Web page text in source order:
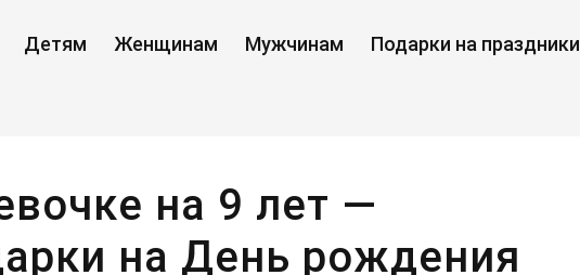
Детям Женщинам Мужчинам Подарки на праздники
на 9 лет —
на День рождения